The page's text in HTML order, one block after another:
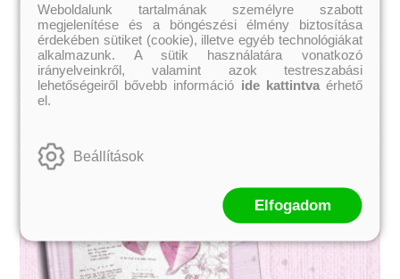
Weboldalunk tartalmának személyre szabott
megjelenítése és a böngészési élmény biztosítása
érdekében sütiket (cookie), illetve egyéb technológiákat
alkalmazunk. A sütik használatára vonatkozó
irányelveinkről, valamint azok testreszabási
lehetőségeiről bővebb információ ide kattintvaérhető
el.
Beállítások
Elfogadom